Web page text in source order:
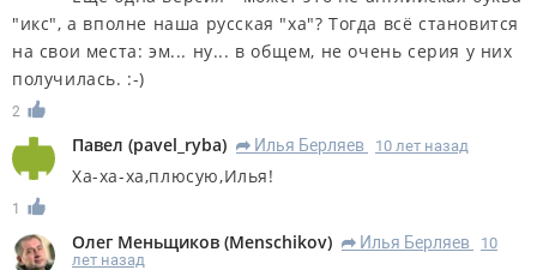
"икс", а вполне наша русская "ха"? Тогда всё становится
на свои места: эм... ну... в общем, не очень серия у них
получилась. :-)
2
Павел (pavel_ryba) R Илья Берляев 10 лет назад
Ха-ха-ха,плюсую,Илья!
1
Олег Меньщиков (Menschikov) R Илья Берляев
10
лет назад